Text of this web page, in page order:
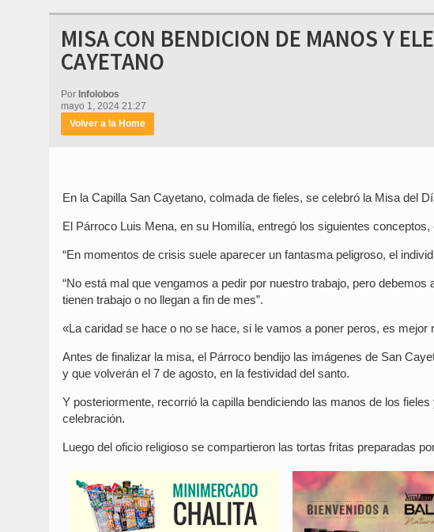
MISA CON BENDICION DE MANOS Y
CAYETANO
Por Infolobos
mayo 1, 2024 21:27
Volver a la Home
En la Capilla San Cayetano, colmada de fieles, se celebró la Misa del
El Párroco Luis Mena, en su Homilía, entregó los siguientes conceptos,
“En momentos de crisis suele aparecer un fantasma peligroso, el
“No está mal que vengamos a pedir por nuestro trabajo, pero
tienen trabajo o no llegan a fin de mes”.
«La caridad se hace o no se hace, si le vamos a poner peros, es mejor
Antes de finalizar la misa, el Párroco bendijo las imágenes de San
y que volverán el 7 de agosto, en la festividad del santo.
Y posteriormente, recorrió la capilla bendiciendo las manos de los
celebración.
Luego del oficio religioso se compartieron las tortas fritas preparadas